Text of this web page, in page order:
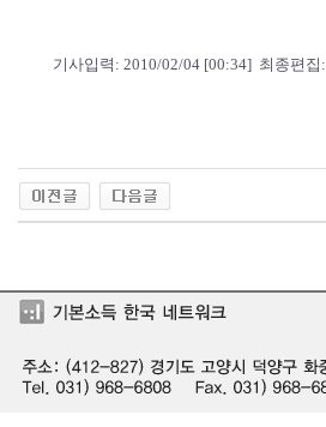
기사입력: 2010/02/04 [00:34] 최종편